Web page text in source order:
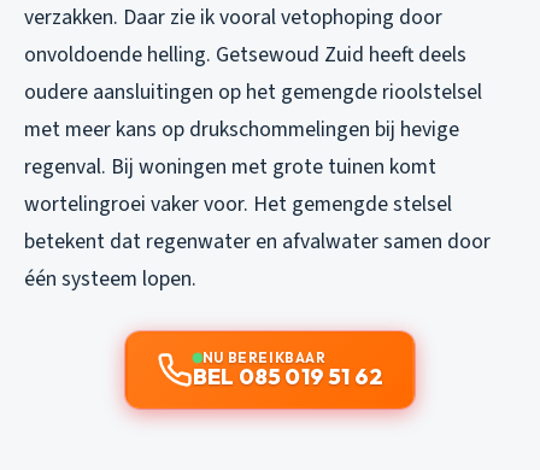
verzakken. Daar zie ik vooral vetophoping door
onvoldoende helling. Getsewoud Zuid heeft deels
oudere aansluitingen op het gemengde rioolstelsel
met meer kans op drukschommelingen bij hevige
regenval. Bij woningen met grote tuinen komt
wortelingroei vaker voor. Het gemengde stelsel
betekent dat regenwater en afvalwater samen door
één systeem lopen.
NU BEREIKBAAR
BEL 085 019 51 62